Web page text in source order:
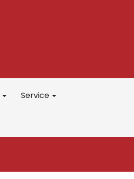
Service